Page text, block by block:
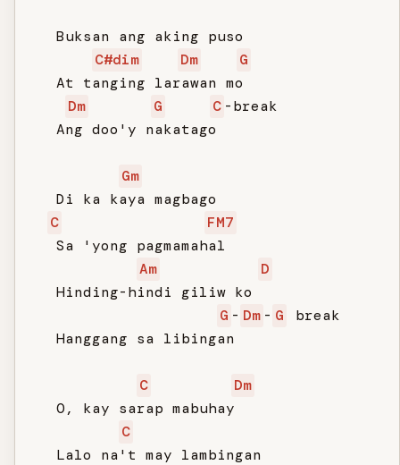
   Buksan ang aking puso
C#dim
Dm
G
   At tanging larawan mo
Dm
G C -break
   Ang doo'y nakatago
Gm
   Di ka kaya magbago
C
FM7
   Sa 'yong pagmamahal
Am
D
   Hinding-hindi giliw ko
G - Dm - G
break
   Hanggang sa libingan
C
Dm
   O, kay sarap mabuhay
C
   Lalo na't may lambingan